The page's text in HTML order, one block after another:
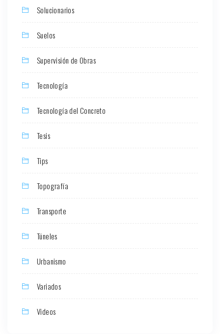
Solucionarios
Suelos
Supervisión de Obras
Tecnología
Tecnología del Concreto
Tesis
Tips
Topografía
Transporte
Túneles
Urbanismo
Variados
Videos